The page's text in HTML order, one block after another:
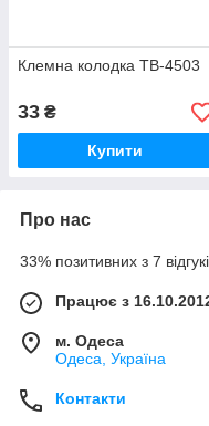
Клемна колодка ТВ-4503
33 ₴
Купити
Про нас
33% позитивних з 7
Працює з
м. Одеса
Одеса, Україна
Контакти